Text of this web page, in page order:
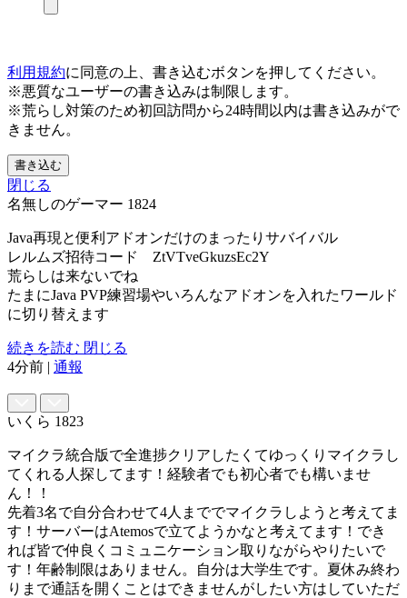
利用規約に同意の上、書き込むボタンを押してください。
※悪質なユーザーの書き込みは制限します。
※荒らし対策のため初回訪問から24時間以内は書き込みがで
きません。
書き込む
閉じる
名無しのゲーマー 1824
Java再現と便利アドオンだけのまったりサバイバル
レルムズ招待コード ZtVTveGkuzsEc2Y
荒らしは来ないでね
たまにJava PVP練習場やいろんなアドオンを入れたワールド
に切り替えます
続きを読む 閉じる
4分前
通報
いくら 1823
マイクラ統合版で全進捗クリアしたくてゆっくりマイクラし
てくれる人探してます！経験者でも初心者でも構いませ
ん！！
先着3名で自分合わせて4人まででマイクラしようと考えてま
す！サーバーはAtemosで立てようかなと考えてます！でき
れば皆で仲良くコミュニケーション取りながらやりたいで
す！年齢制限はありません。自分は大学生です。夏休み終わ
りまで通話を開くことはできませんがしたい方はしていただ